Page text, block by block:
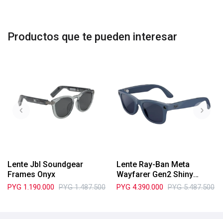
Productos que te pueden interesar
Lente Jbl Soundgear
Frames Onyx
PYG 1.190.000 PYG 1.487.500
Lente Ray-Ban Meta
Wayfarer Gen2 Shiny
Cosmic Blue Trans
PYG 4.390.000 PYG 5.487.500